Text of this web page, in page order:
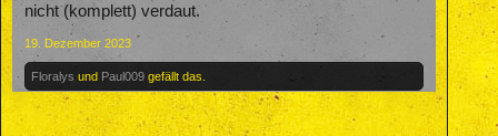
nicht (komplett) verdaut.
19. Dezember 2023
Floralys und Paul009 gefällt das.